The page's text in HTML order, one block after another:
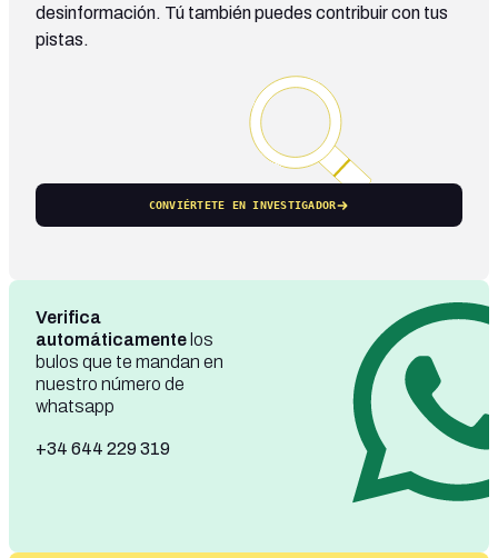
desinformación. Tú también puedes contribuir con tus
pistas.
CONVIÉRTETE EN INVESTIGADOR
Verifica
automáticamente los
bulos que te mandan en
nuestro número de
whatsapp
+34 644 229 319